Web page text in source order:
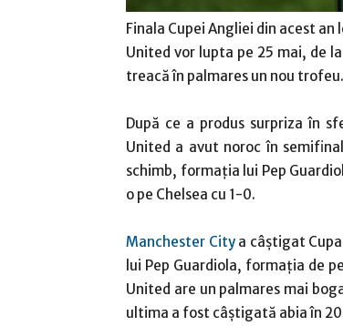
Finala Cupei Angliei din acest
United vor lupta pe 25 mai, de
treacă în palmares un nou trofeu.
După ce a produs surpriza în
United a avut noroc în
schimb, formația lui Pep
o pe Chelsea cu 1-0.
Manchester Citya câștigat
lui Pep Guardiola, formația de
United are un palmares mai
ultima a fost câștigată abia în